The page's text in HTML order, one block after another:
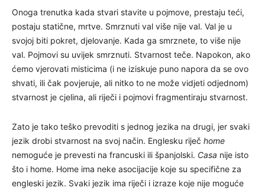
Onoga trenutka kada stvari stavite u pojmove, prestaju teći,
postaju statične, mrtve. Smrznuti val više nije val. Val je u
svojoj biti pokret, djelovanje. Kada ga smrznete, to više nije
val. Pojmovi su uvijek smrznuti. Stvarnost teče. Napokon, ako
ćemo vjerovati misticima (i ne iziskuje puno napora da se ovo
shvati, ili čak povjeruje, ali nitko to ne može vidjeti odjednom)
stvarnost je cjelina, ali riječi i pojmovi fragmentiraju stvarnost.
Zato je tako teško prevoditi s jednog jezika na drugi, jer svaki
jezik drobi stvarnost na svoj način. Englesku riječ home
nemoguće je prevesti na francuski ili španjolski. Casa nije isto
što i home. Home ima neke asocijacije koje su specifične za
engleski jezik. Svaki jezik ima riječi i izraze koje nije moguće